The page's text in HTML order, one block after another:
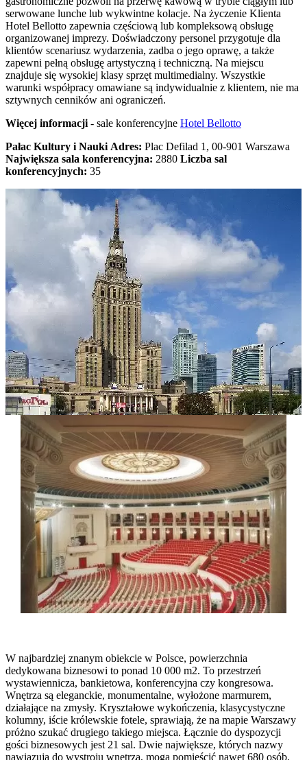
serwowane lunche lub wykwintne kolacje. Na życzenie Klienta
Hotel Bellotto zapewnia częściową lub kompleksową obsługę
organizowanej imprezy. Doświadczony personel przygotuje dla
klientów scenariusz wydarzenia, zadba o jego oprawę, a także
zapewni pełną obsługę artystyczną i techniczną. Na miejscu
znajduje się wysokiej klasy sprzęt multimedialny. Wszystkie
warunki współpracy omawiane są indywidualnie z klientem, nie ma
sztywnych cenników ani ograniczeń.
Więcej informacji - sale konferencyjne Hotel Bellotto
Pałac Kultury i Nauki Adres: Plac Defilad 1, 00-901 Warszawa
Największa sala konferencyjna: 2880 Liczba sal
konferencyjnych: 35
W najbardziej znanym obiekcie w Polsce, powierzchnia
dedykowana biznesowi to ponad 10 000 m2. To przestrzeń
wystawiennicza, bankietowa, konferencyjna czy kongresowa.
Wnętrza są eleganckie, monumentalne, wyłożone marmurem,
działające na zmysły. Kryształowe wykończenia, klasycystyczne
kolumny, iście królewskie fotele, sprawiają, że na mapie Warszawy
próżno szukać drugiego takiego miejsca. Łącznie do dyspozycji
gości biznesowych jest 21 sal. Dwie największe, których nazwy
nawiązują do wystroju wnętrza, mogą pomieścić nawet 680 osób,